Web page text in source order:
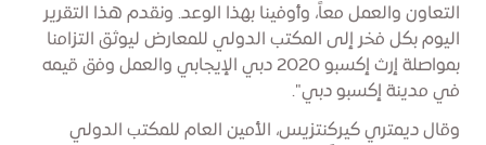
التعاون والعمل معاً، وأوفينا بهذا الوعد. ونقدم هذا التقرير
اليوم بكل فخر إلى المكتب الدولي للمعارض ليوثق التزامنا
بمواصلة إرث إكسبو 2020 دبي الإيجابي والعمل وفق قيمه
في مدينة إكسبو دبي".
وقال ديمتري كيركنتزيس، الأمين العام للمكتب الدولي